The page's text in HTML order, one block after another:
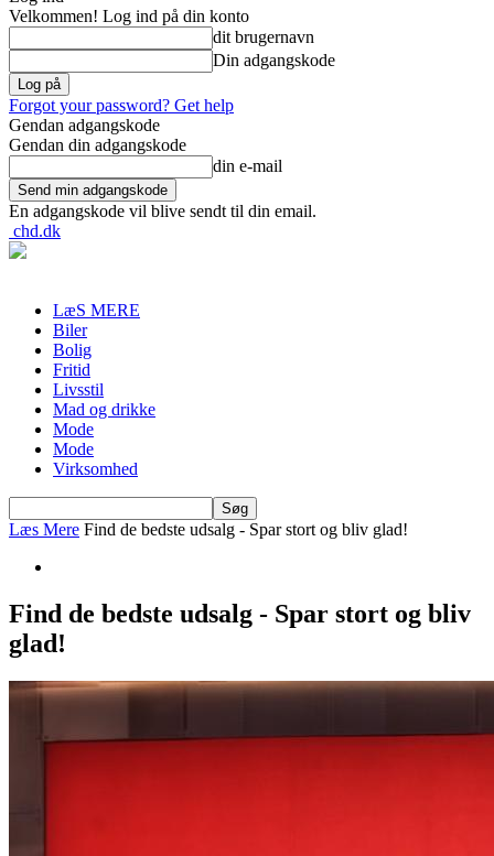
Velkommen! Log ind på din konto
dit brugernavn
Din adgangskode
Forgot your password? Get help
Gendan adgangskode
Gendan din adgangskode
din e-mail
En adgangskode vil blive sendt til din email.
chd.dk
LæS MERE
Biler
Bolig
Fritid
Livsstil
Mad og drikke
Mode
Mode
Virksomhed
Læs Mere Find de bedste udsalg - Spar stort og bliv glad!
Find de bedste udsalg - Spar stort og bliv
glad!